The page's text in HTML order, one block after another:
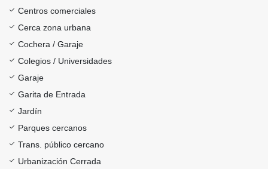
Centros comerciales
Cerca zona urbana
Cochera / Garaje
Colegios / Universidades
Garaje
Garita de Entrada
Jardín
Parques cercanos
Trans. público cercano
Urbanización Cerrada